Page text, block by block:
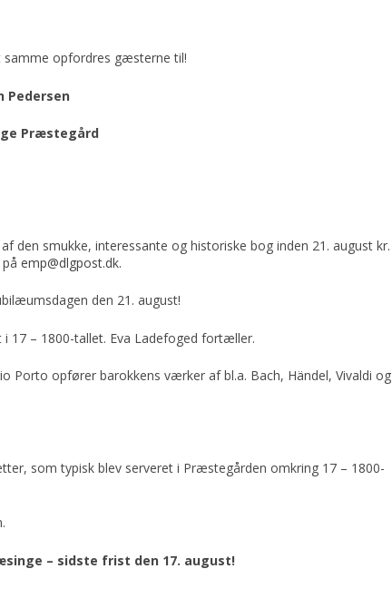
samme opfordres gæsterne til!
Pedersen
Præstegård
den smukke, interessante og historiske bog inden 21. august kr.
påemp@dlgpost.dk.
den 21. august!
i 17 – 1800-tallet. Eva Ladefoged fortæller.
Porto opfører barokkens værker af bl.a. Bach, Händel, Vivaldi og
som typisk blev serveret i Præstegården omkring 17 – 1800-
– sidste frist den 17. august!